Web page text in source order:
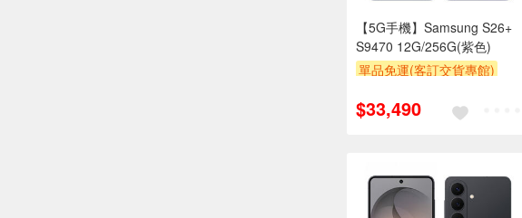
【5G手機】Samsung S26+
S9470 12G/256G(紫色)
單品免運(客訂交貨專館)
$33,490